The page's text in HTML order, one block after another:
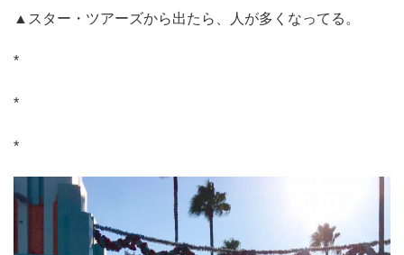
▲スター・ツアーズから出たら、人が多くなってる。
*
*
*